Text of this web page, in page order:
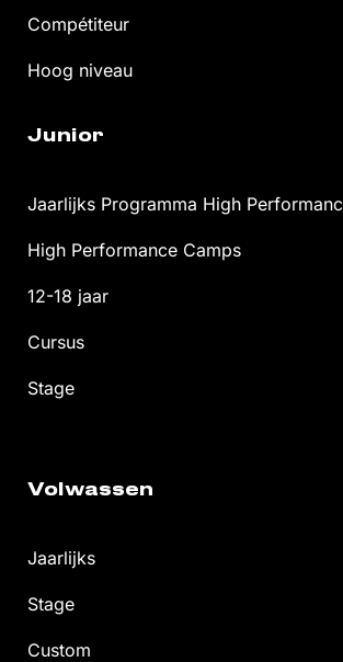
Compétiteur
Hoog niveau
Junior
Jaarlijks Programma High
High Performance Camps
12-18 jaar
Cursus
Stage
Volwassen
Jaarlijks
Stage
Custom